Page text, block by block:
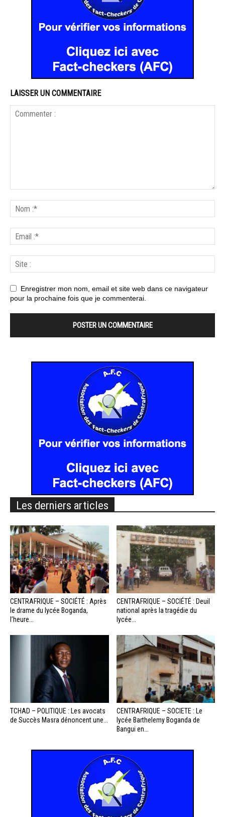
LAISSER UN COMMENTAIRE
Enregistrer mon nom, email et site web dans ce navigateur
pour la prochaine fois que je commenterai.
Les derniers articles
CENTRAFRIQUE – SOCIÉTÉ : Après
le drame du lycée Boganda,
l’heure...
CENTRAFRIQUE – SOCIÉTÉ : Deuil
national après la tragédie du
lycée...
TCHAD – POLITIQUE : Les avocats
de Succès Masra dénoncent une...
CENTRAFRIQUE – SOCIETE : Le
lycée Barthelemy Boganda de
Bangui en...